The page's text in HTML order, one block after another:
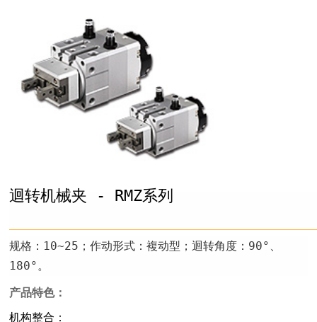
迴转机械夹 - RMZ系列
规格：10~25；作动形式：複动型；迴转角度：90°、
180°。
产品特色：
机构整合：